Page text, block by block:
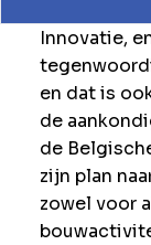
Innovatie,
en dat is
de
de
zijn plan
zowel voor